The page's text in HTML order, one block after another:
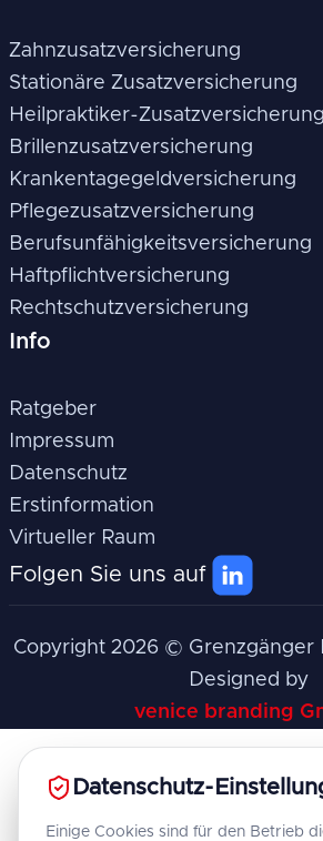
Zahnzusatzversicherung
Stationäre Zusatzversicherung
Heilpraktiker-Zusatzversicherung
Brillenzusatzversicherung
Krankentagegeldversicherung
Pflegezusatzversicherung
Berufsunfähigkeitsversicherung
Haftpflichtversicherung
Rechtschutzversicherung
Info
Ratgeber
Impressum
Datenschutz
Erstinformation
Virtueller Raum
Folgen Sie uns auf
Copyright 2026 © Grenzgänger
Designed by
venice branding
Datenschutz-
Einige Cookies sind für den Betrieb